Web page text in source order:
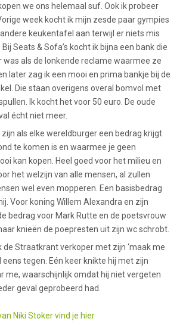
we ons helemaal suf. Ook ik probeer
week kocht ik mijn zesde paar gympies
keukentafel aan terwijl er niets mis
Seats & Sofa’s kocht ik bijna een bank die
was als de lonkende reclame waarmee ze
later zag ik een mooi en prima bankje bij de
Die staan overigens overal bomvol met
Ik kocht het voor 50 euro. De oude
écht niet meer.
als elke wereldburger een bedrag krijgt
te komen is en waarmee je geen
kan kopen. Heel goed voor het milieu en
het welzijn van alle mensen, al zullen
wel even mopperen. Een basisbedrag
Voor koning Willem Alexandra en zijn
bedrag voor Mark Rutte en de poetsvrouw
knieën de poepresten uit zijn wc schrobt.
Straatkrant verkoper met zijn ‘maak me
eens tegen. Eén keer knikte hij met zijn
me, waarschijnlijk omdat hij niet vergeten
geval geprobeerd had.
Niki Stoker vind je hier